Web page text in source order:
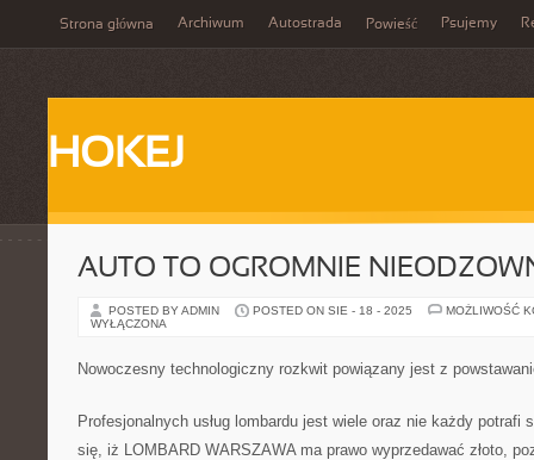
Strona główna Archiwum Autostrada Powieść Psujemy
HOKEJ
AUTO TO OGROMNIE
POSTED BY ADMIN POSTED ON SIE - 18 - 2025
MOŻLIWOŚĆ
WYŁĄCZONA
Nowoczesny technologiczny rozkwit powiązany jest z
Profesjonalnych usług lombardu jest wiele oraz nie każdy potrafi
się, iż LOMBARD WARSZAWA ma prawo wyprzedawać złoto,